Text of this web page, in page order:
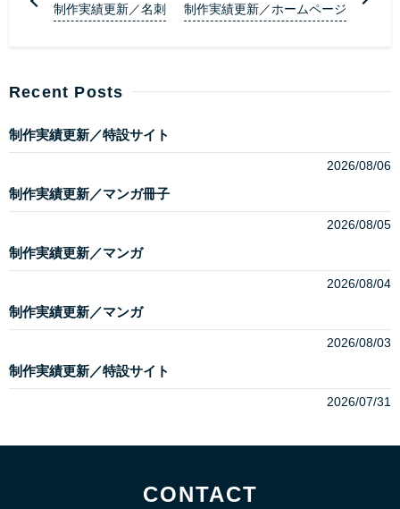
制作実績更新／名刺 制作実績更新／ホームページ
Recent Posts
制作実績更新／特設サイト
2026/08/06
制作実績更新／マンガ冊子
2026/08/05
制作実績更新／マンガ
2026/08/04
制作実績更新／マンガ
2026/08/03
制作実績更新／特設サイト
2026/07/31
CONTACT